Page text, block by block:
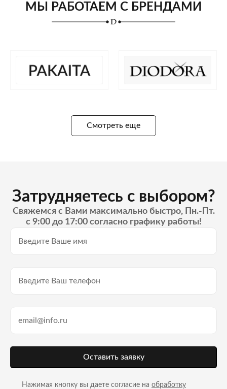
МЫ РАБОТАЕМ С БРЕНДАМИ
Смотреть еще
Затрудняетесь с выбором?
Свяжемся с Вами максимально быстро, Пн.-Пт.
с 9:00 до 17:00 согласно графику работы!
Оставить заявку
Нажимая кнопку вы даете согласие на обработку